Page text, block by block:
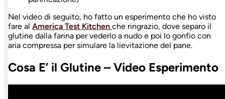
Nel video di seguito, ho fatto un esperimento che ho visto
fare al America Test Kitchen che ringrazio, dove separo il
glutine dalla farina per vederlo a nudo e poi lo gonfio con
aria compressa per simulare la lievitazione del pane.
Cosa E’ il Glutine – Video Esperimento